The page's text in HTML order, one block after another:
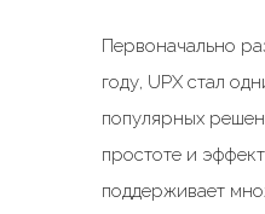
Первоначально
году, UPX стал
популярных
простоте и
поддерживает